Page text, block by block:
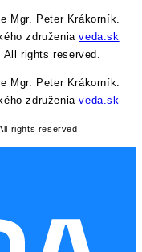
Mgr. Peter Krákorník.
združeniaveda.sk
rights reserved.
Mgr. Peter Krákorník.
združeniaveda.sk
rights reserved.